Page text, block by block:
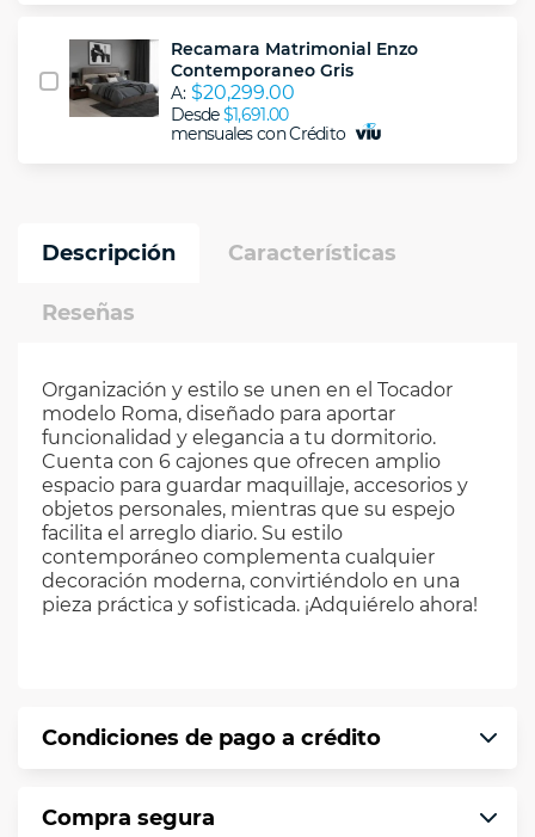
Recamara Matrimonial Enzo
Contemporaneo Gris
A: $20,299.00
Desde$1,691.00
mensuales con Crédito
Descripción Características
Reseñas
Organización y estilo se unen en el Tocador
modelo Roma, diseñado para aportar
funcionalidad y elegancia a tu dormitorio.
Cuenta con 6 cajones que ofrecen amplio
espacio para guardar maquillaje, accesorios y
objetos personales, mientras que su espejo
facilita el arreglo diario. Su estilo
contemporáneo complementa cualquier
decoración moderna, convirtiéndolo en una
pieza práctica y sofisticada. ¡Adquiérelo ahora!
Condiciones de pago a crédito
puntualmente. Al finalizar tu compra generas
Compra segura